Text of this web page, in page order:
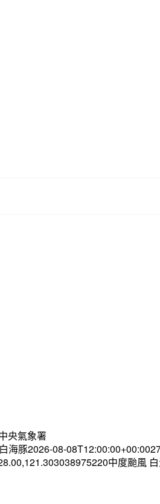
央氣象署
海豚2026-08-
中度颱風